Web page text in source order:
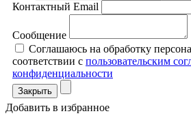
Контактный Email
Сообщение
Соглашаюсь на обработку
соответствии с пользовательским
конфиденциальности
Закрыть
Добавить в избранное